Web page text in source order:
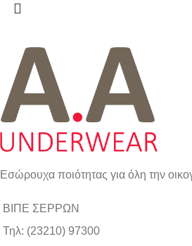
Εσώρουχα ποιότητας για όλη την
ΒΙΠΕ ΣΕΡΡΩΝ
Τηλ: (23210) 97300